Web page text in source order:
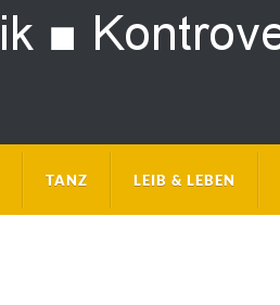
TANZ LEIB & LEBEN